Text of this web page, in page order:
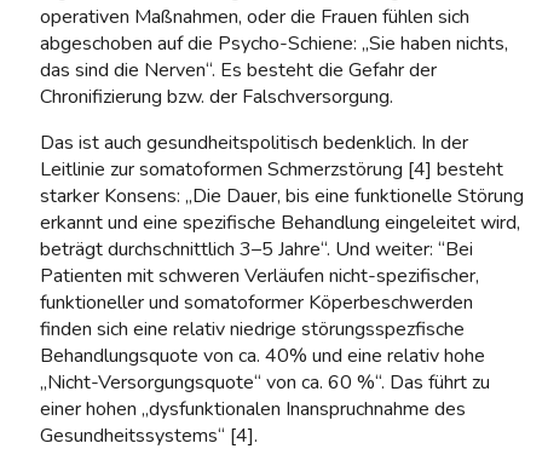
operativen Maßnahmen, oder die Frauen fühlen sich
abgeschoben auf die Psycho-Schiene: „Sie haben nichts,
das sind die Nerven“. Es besteht die Gefahr der
Chronifizierung bzw. der Falschversorgung.
Das ist auch gesundheitspolitisch bedenklich. In der
Leitlinie zur somatoformen Schmerzstörung [4] besteht
starker Konsens: „Die Dauer, bis eine funktionelle Störung
erkannt und eine spezifische Behandlung eingeleitet wird,
beträgt durchschnittlich 3–5 Jahre“. Und weiter: “Bei
Patienten mit schweren Verläufen nicht-spezifischer,
funktioneller und somatoformer Köperbeschwerden
finden sich eine relativ niedrige störungsspezfische
Behandlungsquote von ca. 40% und eine relativ hohe
„Nicht-Versorgungsquote“ von ca. 60 %“. Das führt zu
einer hohen „dysfunktionalen Inanspruchnahme des
Gesundheitssystems“ [4].